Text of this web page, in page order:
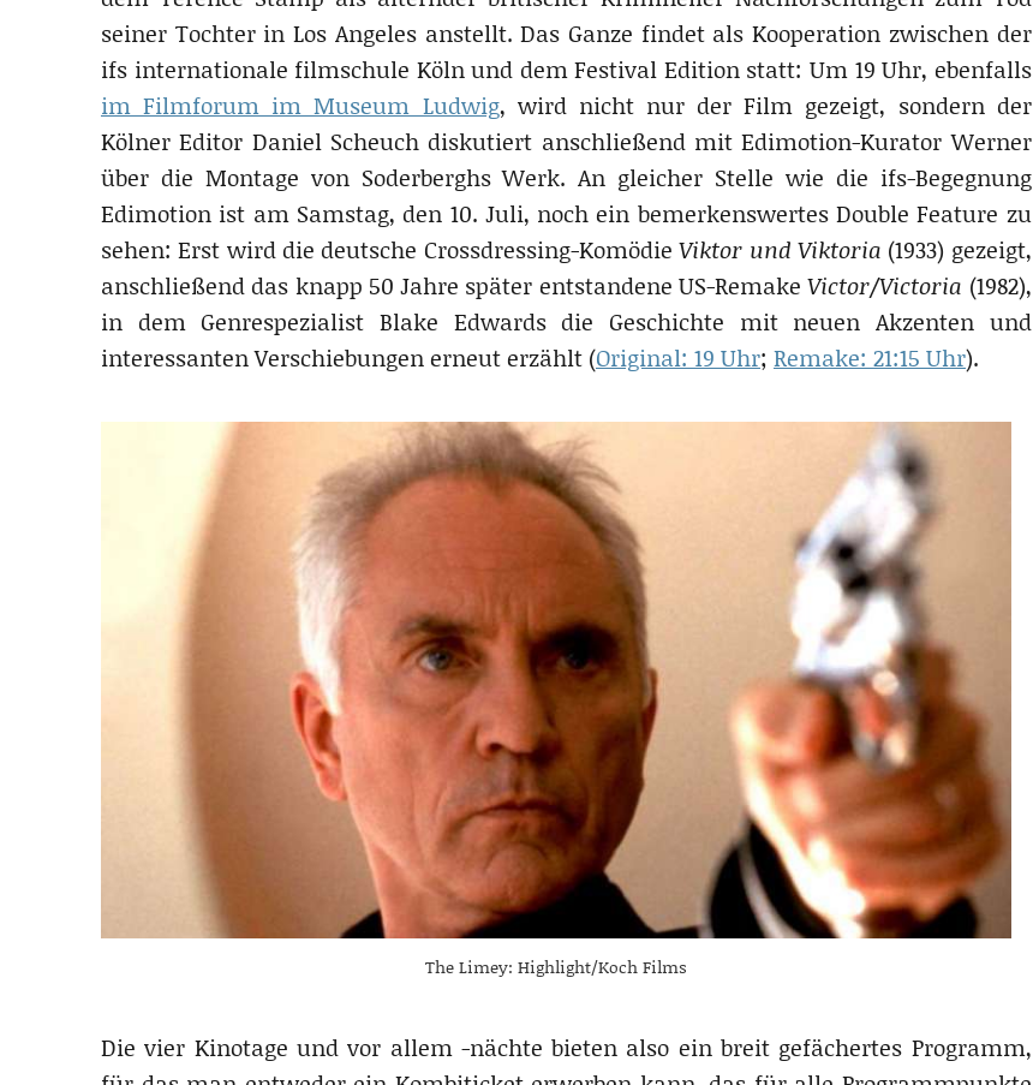
seiner Tochter in Los Angeles anstellt. Das Ganze findet als Kooperation zwischen der
ifs internationale filmschule Köln und dem Festival Edition statt: Um 19 Uhr, ebenfalls
im Filmforum im Museum Ludwig, wird nicht nur der Film gezeigt, sondern der
Kölner Editor Daniel Scheuch diskutiert anschließend mit Edimotion-Kurator Werner
über die Montage von Soderberghs Werk. An gleicher Stelle wie die ifs-Begegnung
Edimotion ist am Samstag, den 10. Juli, noch ein bemerkenswertes Double Feature zu
sehen: Erst wird die deutsche Crossdressing-KomödieViktor und Viktoria (1933) gezeigt,
anschließend das knapp 50 Jahre später entstandene US-RemakeVictor/Victoria (1982),
in dem Genrespezialist Blake Edwards die Geschichte mit neuen Akzenten und
interessanten Verschiebungen erneut erzählt (Original: 19 Uhr; Remake: 21:15 Uhr).
The Limey: Highlight/Koch Films
Die vier Kinotage und vor allem -nächte bieten also ein breit gefächertes Programm,